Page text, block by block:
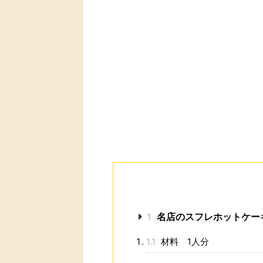
1 名店のスフレホットケー
1.1 材料 1人分